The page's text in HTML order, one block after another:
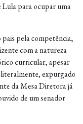
Lula para ocupar uma
pela competência,
com a natureza
curricular, apesar
literalmente, expurgado
da Mesa Diretora já
de um senador